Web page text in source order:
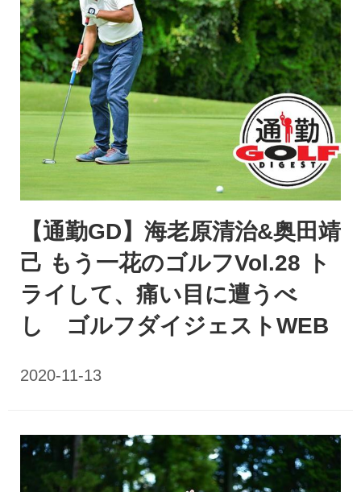
【通勤GD】海老原清治&奥田靖
己 もう一花のゴルフVol.28 ト
ライして、痛い目に遭うべ
し ゴルフダイジェストWEB